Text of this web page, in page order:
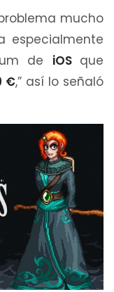
mucho
especialmente
de iOS que
€,” así lo señaló